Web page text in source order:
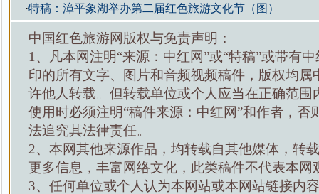
·特稿：漳平象湖举办第二届红色旅游文化节（图）
中国红色旅游网版权与免责声明：
1、凡本网注明“来源：中红网”或“特稿”或带有
印的所有文字、图片和音频视频稿件，版权均属
许他人转载。但转载单位或个人应当在正确范围
使用时必须注明“稿件来源：中红网”和作者，否
法追究其法律责任。
2、本网其他来源作品，均转载自其他媒体，转
更多信息，丰富网络文化，此类稿件不代表本网
3、任何单位或个人认为本网站或本网站链接内